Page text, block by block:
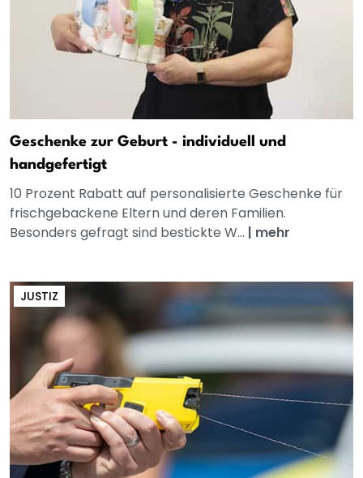
Geschenke zur Geburt - individuell und
handgefertigt
10 Prozent Rabatt auf personalisierte Geschenke für
frischgebackene Eltern und deren Familien.
Besonders gefragt sind bestickte W... | mehr
JUSTIZ